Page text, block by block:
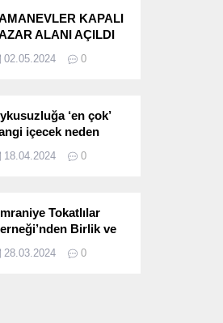
KAPALI
ALANI AÇILDI
02.05.2024 0
‘en çok’
içecek neden
18.04.2024 0
Tokatlılar
Birlik ve
28.03.2024 0